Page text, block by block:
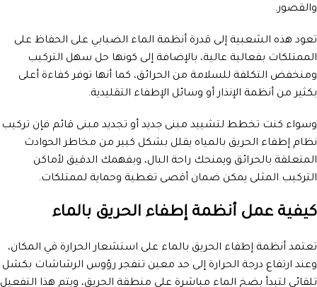
والقصور.
تعود هذه الشعبية إلى قدرة أنظمة الماء الضبابي على الحفاظ على
الممتلكات بفعالية عالية، بالإضافة إلى كونها حل سهل التركيب
ومنخفض التكلفة للسلامة من الحرائق، كما أنها توفر كفاءة أعلى
بكثير من أنظمة الإنذار أو وسائل الإطفاء التقليدية.
وسواء كنت تخطط لتشييد مبنى جديد أو تجديد مبنى قائم فإن تركيب
نظام إطفاء الحريق بالمياه يقلل بشكل كبير من مخاطر الحوادث
المتعلقة بالحرائق ويمنحك راحة البال، وبفهمك الدقيق لأماكن
التركيب المثلى يمكن ضمان أقصى تغطية وحماية لممتلكات.
كيفية عمل أنظمة إطفاء الحريق بالماء
تعتمد أنظمة إطفاء الحريق بالماء على استشعار الحرارة في المكان،
وعند ارتفاع درجة الحرارة إلى حد معين تنفجر رؤوس الرشاشات بكشل
تلقائي لتبدأ بضخ الماء مباشرة على منطقة الحريق، ويتم هذا التفعيل